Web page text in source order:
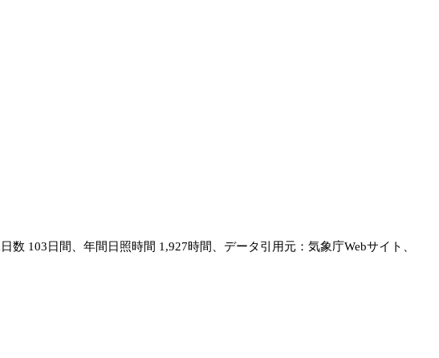
103日間、年間日照時間 1,927時間、データ引用元：気象庁Webサイト、